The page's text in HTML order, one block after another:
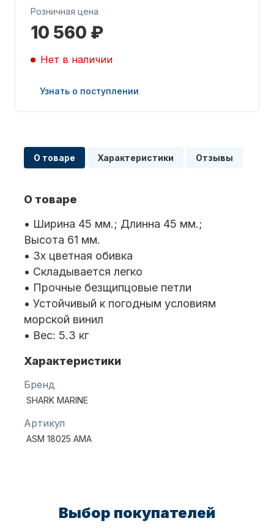
Запчасти для ПЛМ
Винты
Масла для лодочных моторов
Автохолодильник KYODA
Розничная цена
10 560 ₽
Нет в наличии
Узнать о поступлении
О товаре Характеристики Отзывы
О товаре
• Ширина 45 мм.; Длинна 45 мм.;
Высота 61 мм.
• 3х цветная обивка
• Складывается легко
• Прочные безщипцовые петли
• Устойчивый к погодным условиям
морской винил
• Вес: 5.3 кг
Характеристики
Бренд
SHARK MARINE
Артикул
ASM 18025 AMA
Выбор покупателей